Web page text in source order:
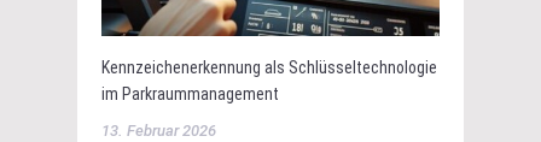
Kennzeichenerkennung als Schlüsseltechnologie
im Parkraummanagement
13. Februar 2026